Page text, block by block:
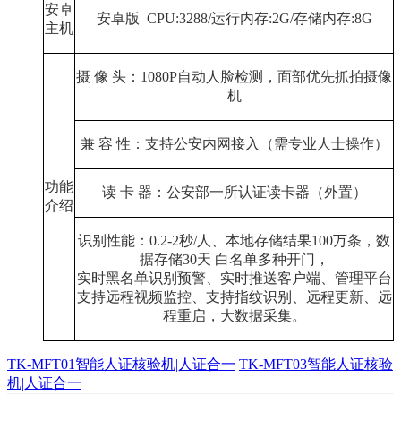
安卓
主机
安卓版 CPU:3288/运行内存:2G/存储内存:8G
功能
介绍
摄 像 头： 1080P自动人脸检测，面部优先抓拍摄像
机
兼 容 性：支持公安内网接入（需专业人士操作）
读 卡 器：公安部一所认证读卡器（外置）
识别性能： 0.2-2秒/人、本地存储结果100万条，数
据存储30天 白名单多种开门，
实时黑名单识别预警、实时推送客户端、管理平台
支持远程视频监控、支持指纹识别、远程更新、远
程重启，大数据采集。
TK-MFT01智能人证核验机|人证合一 TK-MFT03智能人证核验
机|人证合一